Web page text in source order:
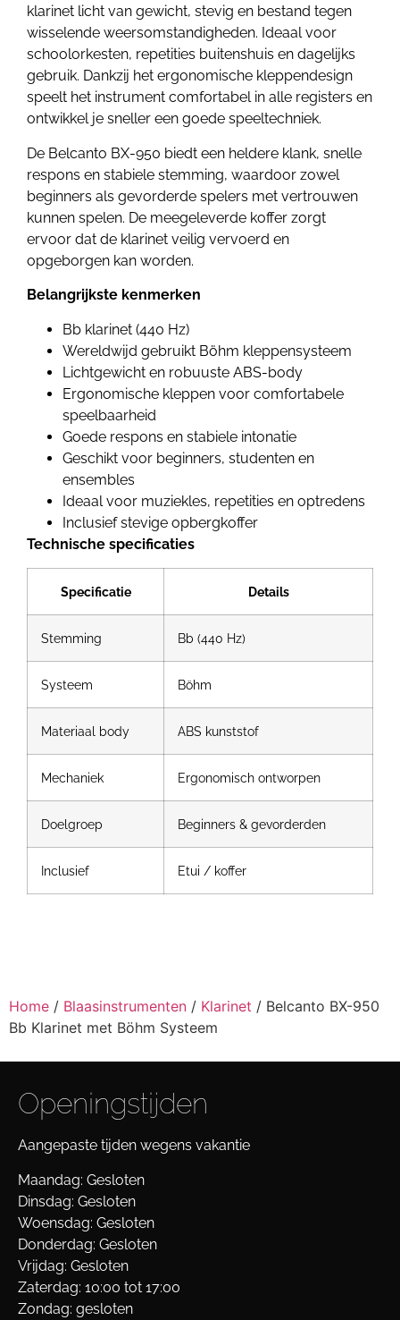
klarinet licht van gewicht, stevig en bestand tegen
wisselende weersomstandigheden. Ideaal voor
schoolorkesten, repetities buitenshuis en dagelijks
gebruik. Dankzij het ergonomische kleppendesign
speelt het instrument comfortabel in alle registers en
ontwikkel je sneller een goede speeltechniek.
De Belcanto BX-950 biedt een heldere klank, snelle
respons en stabiele stemming, waardoor zowel
beginners als gevorderde spelers met vertrouwen
kunnen spelen. De meegeleverde koffer zorgt
ervoor dat de klarinet veilig vervoerd en
opgeborgen kan worden.
Belangrijkste kenmerken
Bb klarinet (440 Hz)
Wereldwijd gebruikt Böhm kleppensysteem
Lichtgewicht en robuuste ABS-body
Ergonomische kleppen voor comfortabele
speelbaarheid
Goede respons en stabiele intonatie
Geschikt voor beginners, studenten en
ensembles
Ideaal voor muziekles, repetities en optredens
Inclusief stevige opbergkoffer
Technische specificaties
Specificatie Details
Stemming Bb (440 Hz)
Systeem Böhm
Materiaal body ABS kunststof
Mechaniek Ergonomisch ontworpen
Doelgroep Beginners & gevorderden
Inclusief Etui / koffer
Home / Blaasinstrumenten / Klarinet / Belcanto BX-950
Bb Klarinet met Böhm Systeem
Openingstijden
Aangepaste tijden wegens vakantie
Maandag: Gesloten
Dinsdag: Gesloten
Woensdag: Gesloten
Donderdag: Gesloten
Vrijdag: Gesloten
Zaterdag: 10:00 tot 17:00
Zondag: gesloten